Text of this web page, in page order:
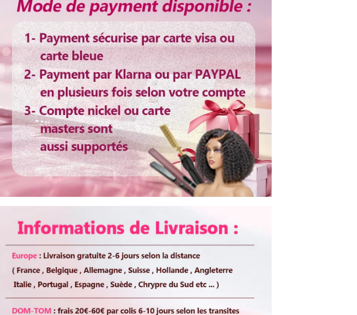
Temps Pour Personnalisation 3-5 Jours Ouvrables
Dentelle Swiss
Colorable Oui